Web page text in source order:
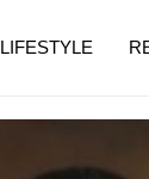
LIFESTYLE